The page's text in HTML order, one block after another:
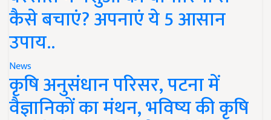
कैसे बचाएं? अपनाएं ये 5 आसान
उपाय..
News
कृषि अनुसंधान परिसर, पटना में
वैज्ञानिकों का मंथन, भविष्य की कृषि